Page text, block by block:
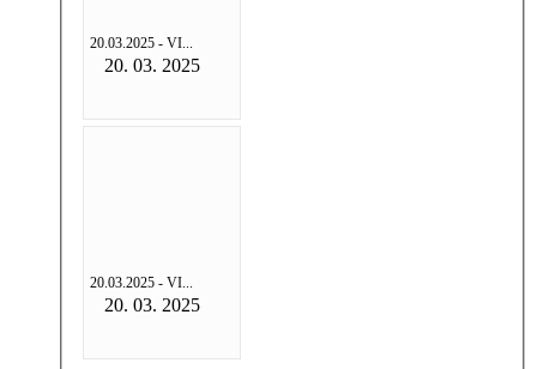
20.03.2025 - VI...
20. 03. 2025
20.03.2025 - VI...
20. 03. 2025